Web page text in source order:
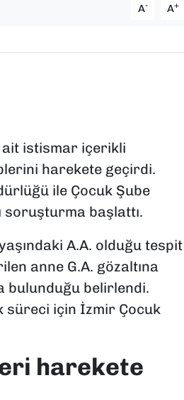
A- A+
ait istismar içerikli
harekete geçirdi.
ile Çocuk Şube
başlattı.
A.A. olduğu tespit
anne G.A. gözaltına
bulunduğu belirlendi.
süreci için İzmir Çocuk
harekete